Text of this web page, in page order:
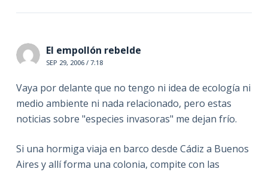
El empollón rebelde
SEP 29, 2006 / 7:18
Vaya por delante que no tengo ni idea de ecología ni
medio ambiente ni nada relacionado, pero estas
noticias sobre "especies invasoras" me dejan frío.
Si una hormiga viaja en barco desde Cádiz a Buenos
Aires y allí forma una colonia, compite con las